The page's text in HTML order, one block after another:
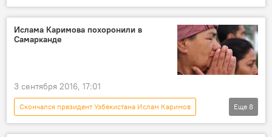
Мультимедиа
фото
Новости
Общество
В мире
Ислам Каримов
Сооронбай Жээнбеков
Ислама Каримова похоронили в
Самарканде
3 сентября 2016, 17:01
Скончался президент Узбекистана Ислам Каримов
Новости
Общество
В мире
Еще 8